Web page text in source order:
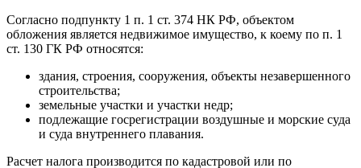
Согласно подпункту 1 п. 1 ст. 374 НК РФ, объектом
обложения является недвижимое имущество, к коему по п. 1
ст. 130 ГК РФ относятся:
здания, строения, сооружения, объекты незавершенного
строительства;
земельные участки и участки недр;
подлежащие госрегистрации воздушные и морские суда
и суда внутреннего плавания.
Расчет налога производится по кадастровой или по